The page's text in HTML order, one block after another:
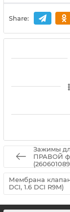
Share:
Зажимы
ПРАВОЙ
Мембрана
DCI, 1.6 DCI R9M)